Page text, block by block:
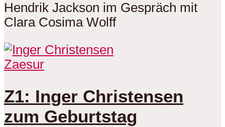
Hendrik Jackson im Gespräch mit
Clara Cosima Wolff
Zaesur
Z1: Inger Christensen
zum Geburtstag